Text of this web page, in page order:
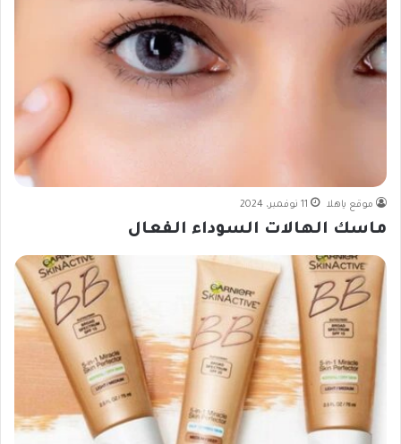
موقع ياهلا 11 نوفمبر، 2024
ماسك الهالات السوداء الفعال